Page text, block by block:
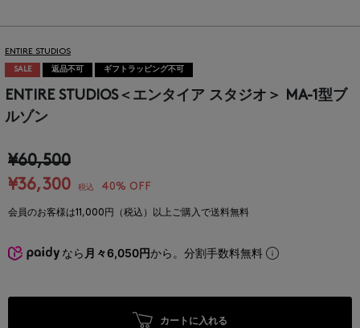
ENTIRE STUDIOS
SALE 返品不可 ギフトラッピング不可
ENTIRE STUDIOS＜エンタイア スタジオ＞ MA-1型ブ
ルゾン
¥60,500
¥36,300
税込 40% OFF
会員のお客様は11,000円（税込）以上ご購入で送料無料
なら 月々6,050円から。分割手数料無料
カートに入れる